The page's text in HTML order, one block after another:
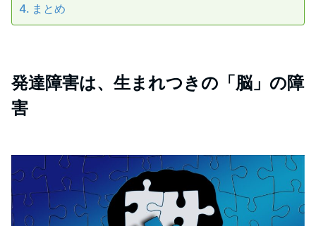
まとめ
発達障害は、生まれつきの「脳」の障
害